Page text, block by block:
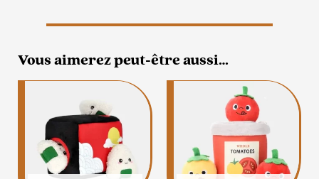
Vous aimerez peut-être aussi…